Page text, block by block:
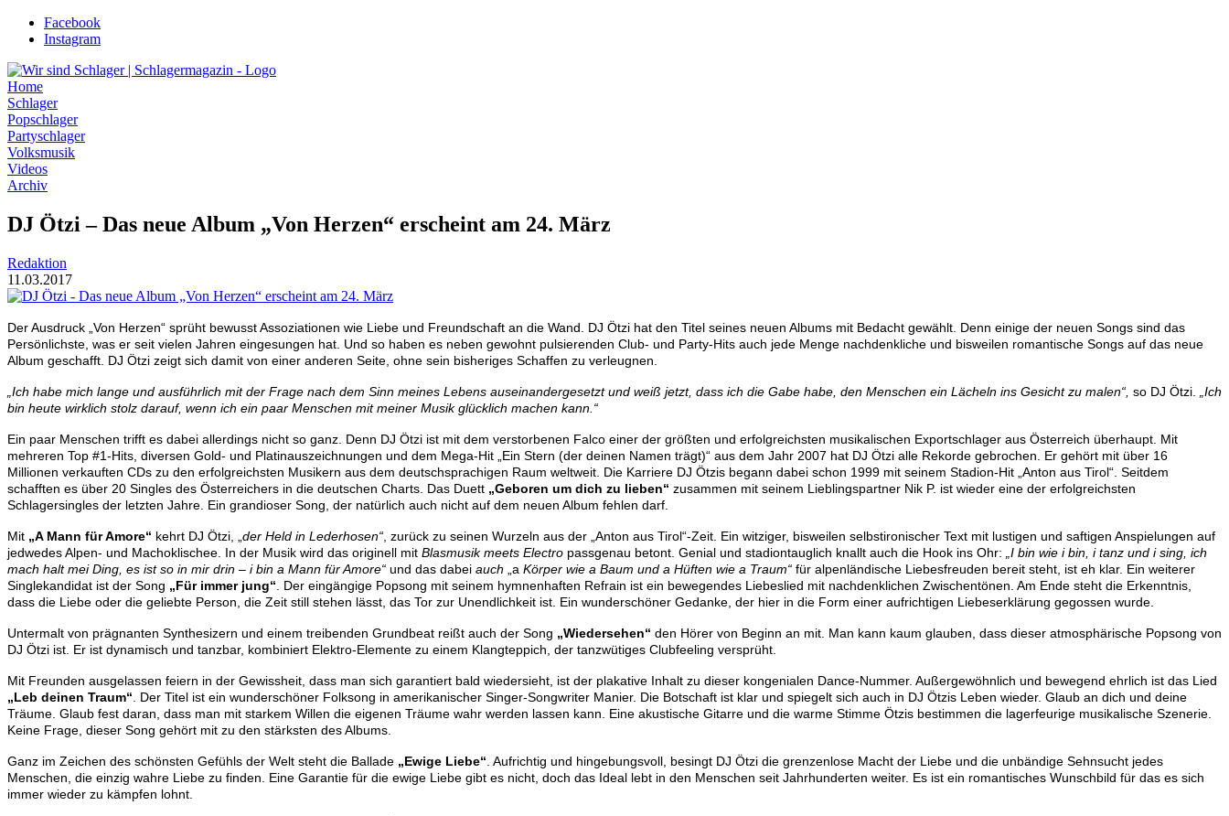
Zum
Inhalt
Facebook
Instagram
Home
Schlager
Popschlager
Partyschlager
Volksmusik
Videos
Archiv
DJ Ötzi – Das neue Album „Von Herzen“ erscheint am 24. März
Redaktion
11.03.2017
Der Ausdruck „Von Herzen“ sprüht bewusst Assoziationen wie Liebe und Freundschaft an die Wand. DJ Ötzi hat den Titel seines neuen Albums mit Bedacht gewählt. Denn einige der neuen Songs sind das
Persönlichste, was er seit vielen Jahren eingesungen hat. Und so haben es neben gewohnt pulsierenden Club- und Party-Hits auch jede Menge nachdenkliche und bisweilen romantische Songs auf das neue
Album geschafft. DJ Ötzi zeigt sich damit von einer anderen Seite, ohne sein bisheriges Schaffen zu verleugnen.
„Ich habe mich lange und ausführlich mit der Frage nach dem Sinn meines Lebens auseinandergesetzt und weiß jetzt, dass ich die Gabe habe, den Menschen ein Lächeln ins Gesicht zu malen“, so DJ Ötzi.
„Ich
bin heute wirklich stolz darauf, wenn ich ein paar Menschen mit meiner Musik glücklich machen kann.“
Ein paar Menschen trifft es dabei allerdings nicht so ganz. Denn DJ Ötzi ist mit dem verstorbenen Falco einer der größten und erfolgreichsten musikalischen Exportschlager aus Österreich überhaupt. Mit
mehreren Top #1-Hits, diversen Gold- und Platinauszeichnungen und dem Mega-Hit „Ein Stern (der deinen Namen trägt)“ aus dem Jahr 2007 hat DJ Ötzi alle Rekorde gebrochen. Er gehört mit über 16
Millionen verkauften CDs zu den erfolgreichsten Musikern aus dem deutschsprachigen Raum weltweit. Die Karriere DJ Ötzis begann dabei schon 1999 mit seinem Stadion-Hit „Anton aus Tirol“ . Seitdem
schafften es über 20 Singles des Österreichers in die deutschen Charts. Das Duett „Geboren um dich zu lieben“ zusammen mit seinem Lieblingspartner Nik P. ist wieder eine der erfolgreichsten
Schlagersingles der letzten Jahre. Ein grandioser Song, der natürlich auch nicht auf dem neuen Album fehlen darf.
Mit „A Mann für Amore“ kehrt DJ Ötzi, „ der Held in Lederhosen“ , zurück zu seinen Wurzeln aus der „Anton aus Tirol“-Zeit. Ein witziger, bisweilen selbstironischer Text mit lustigen und saftigen Anspielungen auf
jedwedes Alpen- und Machoklischee. In der Musik wird das originell mit Blasmusik meets Electro passgenau betont. Genial und stadiontauglich knallt auch die Hook ins Ohr:
„I bin wie i bin, i tanz und i sing, ich
mach halt mei Ding, es ist so in mir drin – i bin a Mann für Amore“ und das dabei auch „a Körper wie a Baum und a Hüften wie a Traum“ für alpenländische Liebesfreuden bereit steht, ist eh klar. Ein weiterer
Singlekandidat ist der Song „Für immer jung“ . Der eingängige Popsong mit seinem hymnenhaften Refrain ist ein bewegendes Liebeslied mit nachdenklichen Zwischentönen. Am Ende steht die Erkenntnis,
dass die Liebe oder die geliebte Person, die Zeit still stehen lässt, das Tor zur Unendlichkeit ist. Ein wunderschöner Gedanke, der hier in die Form einer aufrichtigen Liebeserklärung gegossen wurde.
Untermalt von prägnanten Synthesizern und einem treibenden Grundbeat reißt auch der Song „Wiedersehen“ den Hörer von Beginn an mit. Man kann kaum glauben, dass dieser atmosphärische Popsong von
DJ Ötzi ist. Er ist dynamisch und tanzbar, kombiniert Elektro-Elemente zu einem Klangteppich, der tanzwütiges Clubfeeling versprüht.
Mit Freunden ausgelassen feiern in der Gewissheit, dass man sich garantiert bald wiedersieht, ist der plakative Inhalt zu dieser kongenialen Dance-Nummer. Außergewöhnlich und bewegend ehrlich ist das Lied
„Leb deinen Traum“ . Der Titel ist ein wunderschöner Folksong in amerikanischer Singer-Songwriter Manier. Die Botschaft ist klar und spiegelt sich auch in DJ Ötzis Leben wieder. Glaub an dich und deine
Träume. Glaub fest daran, dass man mit starkem Willen die eigenen Träume wahr werden lassen kann. Eine akustische Gitarre und die warme Stimme Ötzis bestimmen die lagerfeurige musikalische Szenerie.
Keine Frage, dieser Song gehört mit zu den stärksten des Albums.
Ganz im Zeichen des schönsten Gefühls der Welt steht die Ballade „Ewige Liebe“ . Aufrichtig und hingebungsvoll, besingt DJ Ötzi die grenzenlose Macht der Liebe und die unbändige Sehnsucht jedes
Menschen, die einzig wahre Liebe zu finden. Eine Garantie für die ewige Liebe gibt es nicht, doch das Ideal lebt in den Menschen seit Jahrhunderten weiter. Es ist ein romantisches Wunschbild für das es sich
immer wieder zu kämpfen lohnt.